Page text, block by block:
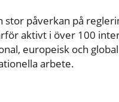
påverkan på
aktivt i över 100
europeisk och global
arbete.